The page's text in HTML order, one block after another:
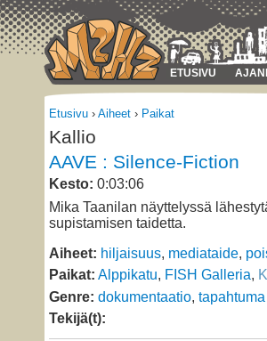
ETUSIVU
Etusivu › Aiheet › Paikat
Kallio
AAVE : Silence-Fiction
Kesto: 0:03:06
Mika Taanilan näyttelyssä
supistamisen taidetta.
Aiheet: hiljaisuus, mediataide,
Paikat: Alppikatu, FISH Galleria,
Genre: dokumentaatio, tapahtuma
Tekijä(t):